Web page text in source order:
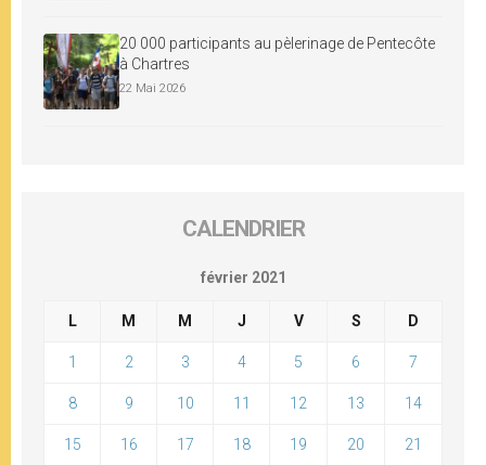
20 000 participants au pèlerinage de Pentecôte
à Chartres
22 Mai 2026
CALENDRIER
février 2021
L M M J V S D
1 2 3 4 5 6 7
8 9 10 11 12 13 14
15 16 17 18 19 20 21